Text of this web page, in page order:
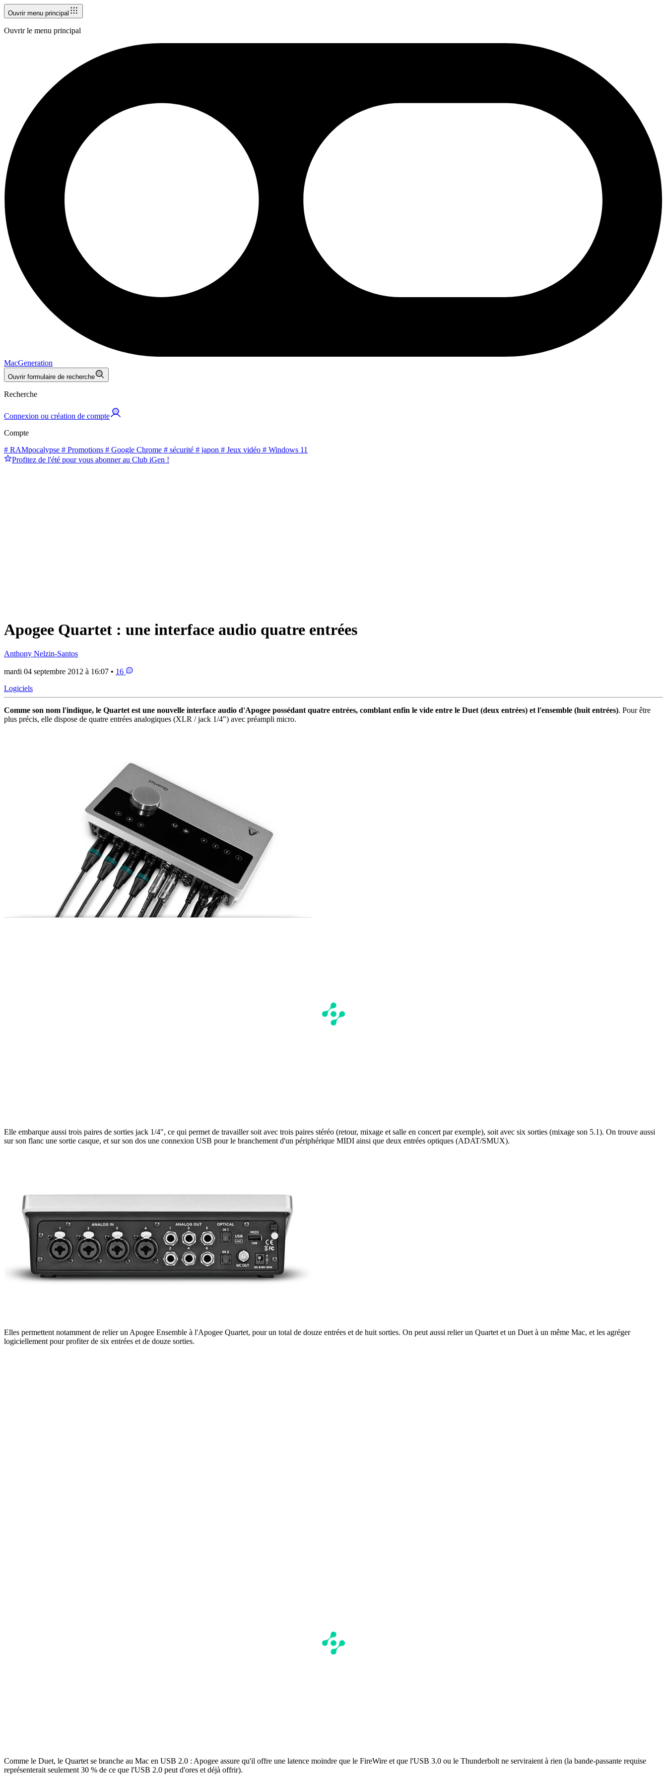
Ouvrir menu principal
Ouvrir le menu principal
MacGeneration
Ouvrir formulaire de recherche
Recherche
Connexion ou création de compte
Compte
# RAMpocalypse # Promotions # Google Chrome # sécurité # japon # Jeux vidéo # Windows 11
Profitez de l'été pour vous abonner au Club iGen !
Apogee Quartet : une interface audio quatre entrées
Anthony Nelzin-Santos
mardi 04 septembre 2012 à 16:07 • 16
Logiciels
Comme son nom l'indique, le Quartet est une nouvelle interface audio d'Apogee possédant quatre entrées, comblant enfin le vide entre le Duet (deux entrées) et l'ensemble (huit entrées). Pour être
plus précis, elle dispose de quatre entrées analogiques (XLR / jack 1/4") avec préampli micro.
Elle embarque aussi trois paires de sorties jack 1/4", ce qui permet de travailler soit avec trois paires stéréo (retour, mixage et salle en concert par exemple), soit avec six sorties (mixage son 5.1). On trouve aussi
sur son flanc une sortie casque, et sur son dos une connexion USB pour le branchement d'un périphérique MIDI ainsi que deux entrées optiques (ADAT/SMUX).
Elles permettent notamment de relier un Apogee Ensemble à l'Apogee Quartet, pour un total de douze entrées et de huit sorties. On peut aussi relier un Quartet et un Duet à un même Mac, et les agréger
logiciellement pour profiter de six entrées et de douze sorties.
Comme le Duet, le Quartet se branche au Mac en USB 2.0 : Apogee assure qu'il offre une latence moindre que le FireWire et que l'USB 3.0 ou le Thunderbolt ne serviraient à rien (la bande-passante requise
représenterait seulement 30 % de ce que l'USB 2.0 peut d'ores et déjà offrir).